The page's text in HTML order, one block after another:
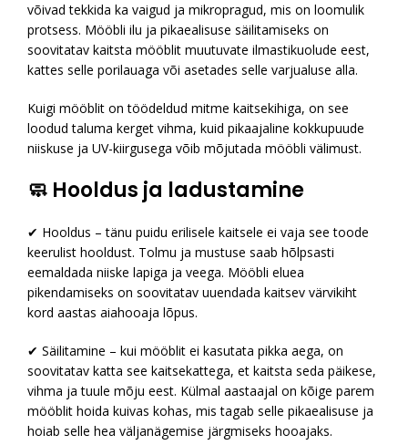
võivad tekkida ka vaigud ja mikropragud, mis on loomulik
protsess. Mööbli ilu ja pikaealisuse säilitamiseks on
soovitatav kaitsta mööblit muutuvate ilmastikuolude eest,
kattes selle porilauaga või asetades selle varjualuse alla.
Kuigi mööblit on töödeldud mitme kaitsekihiga, on see
loodud taluma kerget vihma, kuid pikaajaline kokkupuude
niiskuse ja UV-kiirgusega võib mõjutada mööbli välimust.
🧼 Hooldus ja ladustamine
✔ Hooldus – tänu puidu erilisele kaitsele ei vaja see toode
keerulist hooldust. Tolmu ja mustuse saab hõlpsasti
eemaldada niiske lapiga ja veega. Mööbli eluea
pikendamiseks on soovitatav uuendada kaitsev värvikiht
kord aastas aiahooaja lõpus.
✔ Säilitamine – kui mööblit ei kasutata pikka aega, on
soovitatav katta see kaitsekattega, et kaitsta seda päikese,
vihma ja tuule mõju eest. Külmal aastaajal on kõige parem
mööblit hoida kuivas kohas, mis tagab selle pikaealisuse ja
hoiab selle hea väljanägemise järgmiseks hooajaks.